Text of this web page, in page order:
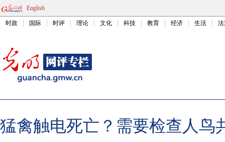
English
时政 国际 时评 理论 文化 科技 教育 经济 生活
猛禽触电死亡？需要检查人鸟